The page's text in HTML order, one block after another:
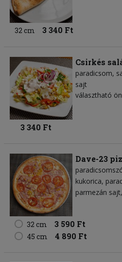
32 cm 3 340 Ft
Csirkés
paradicsom
sajt
választható
3 340 Ft
Dave-23
kukorica
parmezán sajt
32 cm 3 590 Ft
45 cm 4 890 Ft